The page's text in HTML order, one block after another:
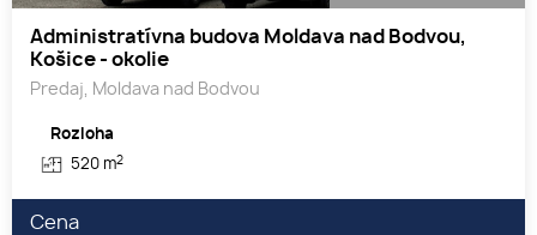
Administratívna budova Moldava nad Bodvou,
Košice - okolie
Predaj, Moldava nad Bodvou
Rozloha
520 m2
Cena